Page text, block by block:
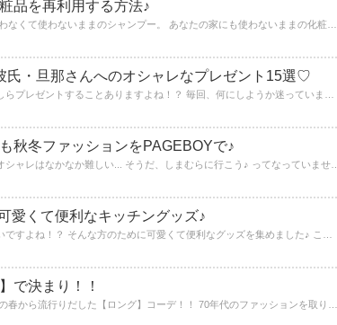
品を再利用する方法♪
氏・旦那さんへのオシャレなプレゼント15選♡
秋冬ファッションをPAGEBOYで♪
愛くて便利なキッチングッズ♪
で決まり！！